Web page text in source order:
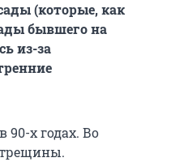
(которые, как
бывшего на
из-за
90-х годах. Во